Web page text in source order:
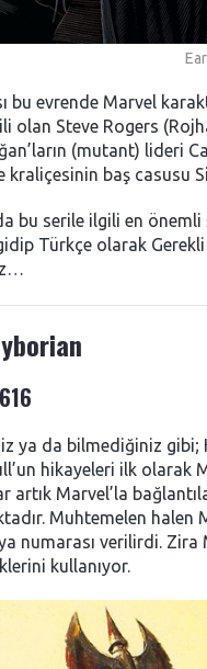
bu evrende Marvel
olan Steve Rogers
(mutant) lideri
kraliçesinin baş casusu
bu serile ilgili en önemli
Türkçe olarak Gerekli
ya da bilmediğiniz gibi;
hikayeleri ilk olarak
artık Marvel’la
Muhtemelen halen
numarası verilirdi. Zira
kullanıyor.